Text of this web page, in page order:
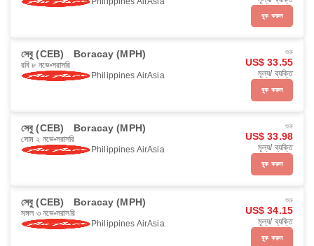
বুক করুন
সেবু (CEB) Boracay (MPH)
রবি ৮ নভে সরাসরি
Philippines AirAsia
শুরু
US$ 33.55
মূল্য/ ব্যক্তি
বুক করুন
সেবু (CEB) Boracay (MPH)
সোম ২ নভে সরাসরি
Philippines AirAsia
শুরু
US$ 33.98
মূল্য/ ব্যক্তি
বুক করুন
সেবু (CEB) Boracay (MPH)
মঙ্গল ৩ নভে সরাসরি
Philippines AirAsia
শুরু
US$ 34.15
মূল্য/ ব্যক্তি
বুক করুন